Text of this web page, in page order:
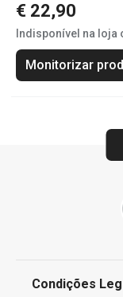
€ 22,90
Indisponível na loja
Monitorizar
Condições